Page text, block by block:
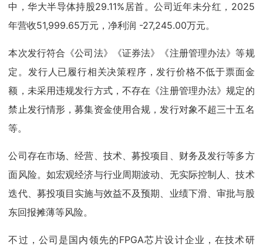
中，华大半导体持股29.11%居首。公司近年未分红，2025
年营收51,999.65万元，净利润 -27,245.00万元。
本次发行符合《公司法》《证券法》《注册管理办法》等规
定。发行人已履行相关决策程序，发行价格不低于票面金
额，未采用违规发行方式，不存在《注册管理办法》规定的
禁止发行情形，募集资金使用合规，发行对象不超三十五名
等。
公司存在市场、经营、技术、募投项目、财务及发行等多方
面风险。如宏观经济与行业周期波动、无实际控制人、技术
迭代、募投项目实施与效益不及预期、业绩下滑、审批与股
东回报摊薄等风险。
不过，公司是国内领先的FPGA芯片设计企业，在技术研